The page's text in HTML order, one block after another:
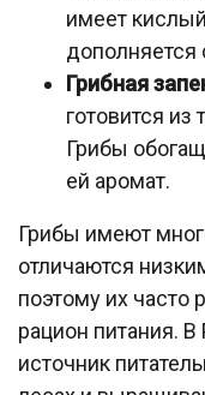
имеет
Грибная
готовится из
Грибы
ей аромат.
Грибы имеют
отличаются
поэтому их часто
рацион питания.
источник